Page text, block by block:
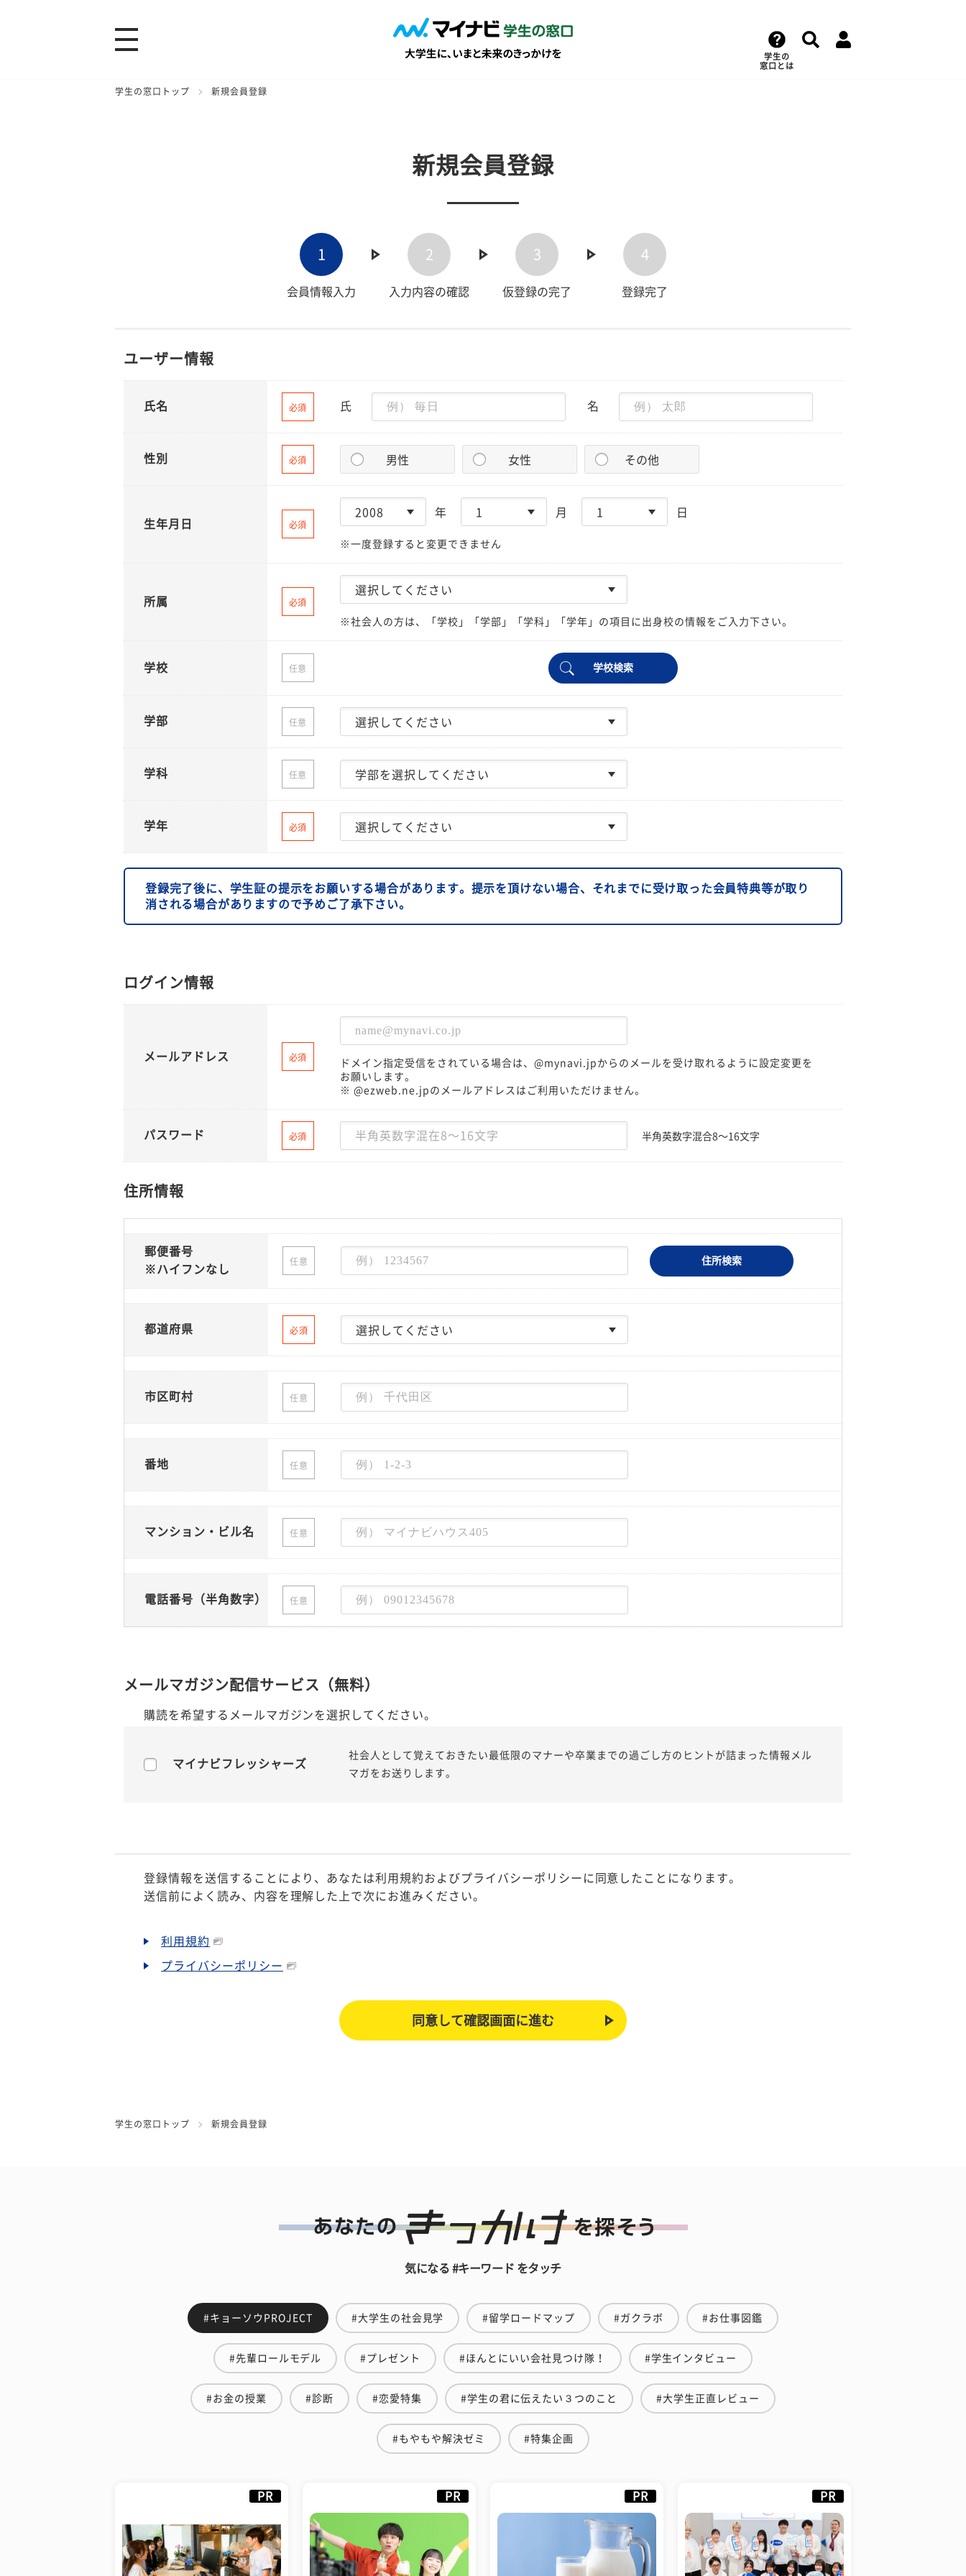
学生の
窓口とは
学生の窓口トップ 新規会員登録
新規会員登録
1
会員情報入力
2
入力内容の確認
3
仮登録の完了
4
登録完了
ユーザー情報
氏名 必須 氏 名
性別 必須 男性 女性 その他
生年月日 必須
年 月 日
※一度登録すると変更できません
所属 必須
※社会人の方は、「学校」「学部」「学科」「学年」の項目に出身校の情報をご入力下さい。
学校 任意 学校検索
学部 任意
学科 任意
学年 必須
登録完了後に、学生証の提示をお願いする場合があります。提示を頂けない場合、それまでに受け取った会員特典等が取り
消される場合がありますので予めご了承下さい。
ログイン情報
メールアドレス 必須
ドメイン指定受信をされている場合は、@mynavi.jpからのメールを受け取れるように設定変更を
お願いします。
※ @ezweb.ne.jpのメールアドレスはご利用いただけません。
パスワード 必須 半角英数字混合8〜16文字
住所情報
郵便番号
※ハイフンなし
任意 住所検索
都道府県 必須
市区町村 任意
番地 任意
マンション・ビル名 任意
電話番号（半角数字） 任意
メールマガジン配信サービス（無料）
購読を希望するメールマガジンを選択してください。
マイナビフレッシャーズ
社会人として覚えておきたい最低限のマナーや卒業までの過ごし方のヒントが詰まった情報メル
マガをお送りします。
登録情報を送信することにより、あなたは利用規約およびプライバシーポリシーに同意したことになります。
送信前によく読み、内容を理解した上で次にお進みください。
利用規約
プライバシーポリシー
学生の窓口トップ 新規会員登録
気になる #キーワード をタッチ
#キョーソウPROJECT #大学生の社会見学 #留学ロードマップ #ガクラボ #お仕事図鑑
#先輩ロールモデル #プレゼント #ほんとにいい会社見つけ隊！ #学生インタビュー
#お金の授業 #診断 #恋愛特集 #学生の君に伝えたい３つのこと #大学生正直レビュー
#もやもや解決ゼミ #特集企画
PR PR PR PR